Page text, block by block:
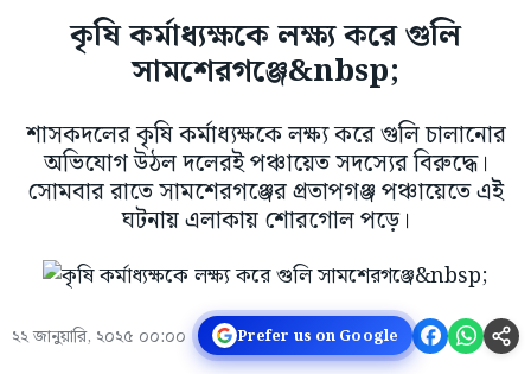
কৃষি কর্মাধ্যক্ষকে লক্ষ্য করে গুলি
সামশেরগঞ্জে&nbsp;
শাসকদলের কৃষি কর্মাধ্যক্ষকে লক্ষ্য করে গুলি চালানোর
অভিযোগ উঠল দলেরই পঞ্চায়েত সদস্যের বিরুদ্ধে।
সোমবার রাতে সামশেরগঞ্জের প্রতাপগঞ্জ পঞ্চায়েতে এই
ঘটনায় এলাকায় শোরগোল পড়ে।
২২ জানুয়ারি, ২০২৫ ০০:০০ Prefer us on Google